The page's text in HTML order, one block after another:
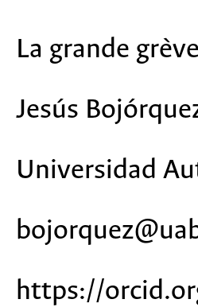
La grande
Jesús
Universidad
https://